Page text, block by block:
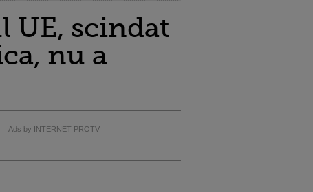
UE, scindat
nu a
Ads by INTERNET PROTV